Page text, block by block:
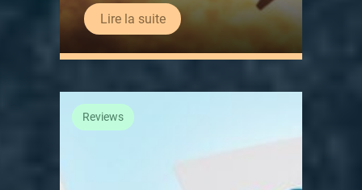
Lire la suite
Reviews